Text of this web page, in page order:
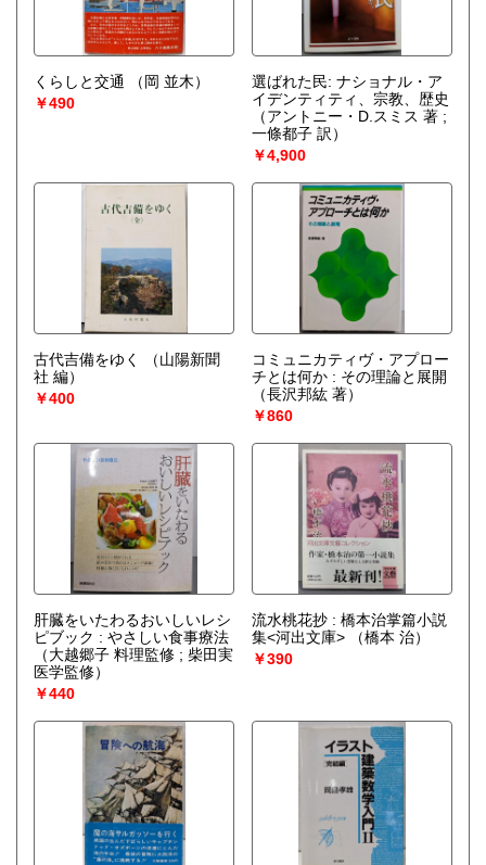
くらしと交通
（岡 並木）
￥490
選ばれた民: ナショナル・ア
イデンティティ、宗教、歴史
（アントニー・D.スミス 著 ;
一條都子 訳）
￥4,900
古代吉備をゆく
（山陽新聞
社 編）
￥400
コミュニカティヴ・アプロー
チとは何か : その理論と展開
（長沢邦紘 著）
￥860
肝臓をいたわるおいしいレシ
ピブック : やさしい食事療法
（大越郷子 料理監修 ; 柴田実
医学監修）
￥440
流水桃花抄 : 橋本治掌篇小説
集<河出文庫>
（橋本 治）
￥390